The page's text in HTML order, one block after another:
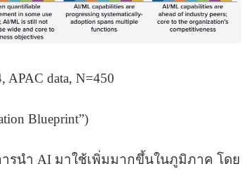
APAC data, N=450
Blueprint”)
ารนํา AI มาใช้เพิ่มมากขึ้นในภูมิภาค โดย